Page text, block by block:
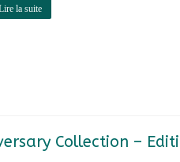
la suite
Collection –